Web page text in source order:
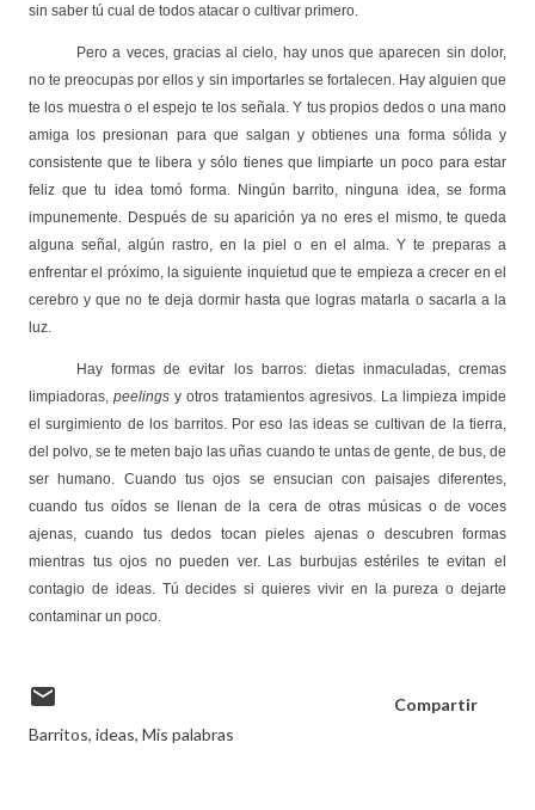
sin saber tú cual de todos atacar o cultivar primero.
Pero a veces, gracias al cielo, hay unos que aparecen sin dolor,
no te preocupas por ellos y sin importarles se fortalecen. Hay alguien que
te los muestra o el espejo te los señala. Y tus propios dedos o una mano
amiga los presionan para que salgan y obtienes una forma sólida y
consistente que te libera y sólo tienes que limpiarte un poco para estar
feliz que tu idea tomó forma. Ningún barrito, ninguna idea, se forma
impunemente. Después de su aparición ya no eres el mismo, te queda
alguna señal, algún rastro, en la piel o en el alma. Y te preparas a
enfrentar el próximo, la siguiente inquietud que te empieza a crecer en el
cerebro y que no te deja dormir hasta que logras matarla o sacarla a la
luz.
Hay formas de evitar los barros: dietas inmaculadas, cremas
limpiadoras,peelings y otros tratamientos agresivos. La limpieza impide
el surgimiento de los barritos. Por eso las ideas se cultivan de la tierra,
del polvo, se te meten bajo las uñas cuando te untas de gente, de bus, de
ser humano. Cuando tus ojos se ensucian con paisajes diferentes,
cuando tus oídos se llenan de la cera de otras músicas o de voces
ajenas, cuando tus dedos tocan pieles ajenas o descubren formas
mientras tus ojos no pueden ver. Las burbujas estériles te evitan el
contagio de ideas. Tú decides si quieres vivir en la pureza o dejarte
contaminar un poco.
Barritos ideas Mis palabras
Compartir